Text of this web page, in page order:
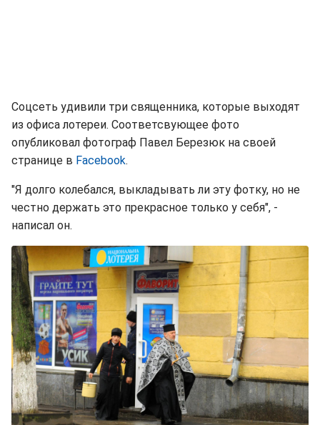
Соцсеть удивили три священника, которые выходят
из офиса лотереи. Соответсвующее фото
опубликовал фотограф Павел Березюк на своей
странице в Facebook.
"Я долго колебался, выкладывать ли эту фотку, но не
честно держать это прекрасное только у себя", -
написал он.